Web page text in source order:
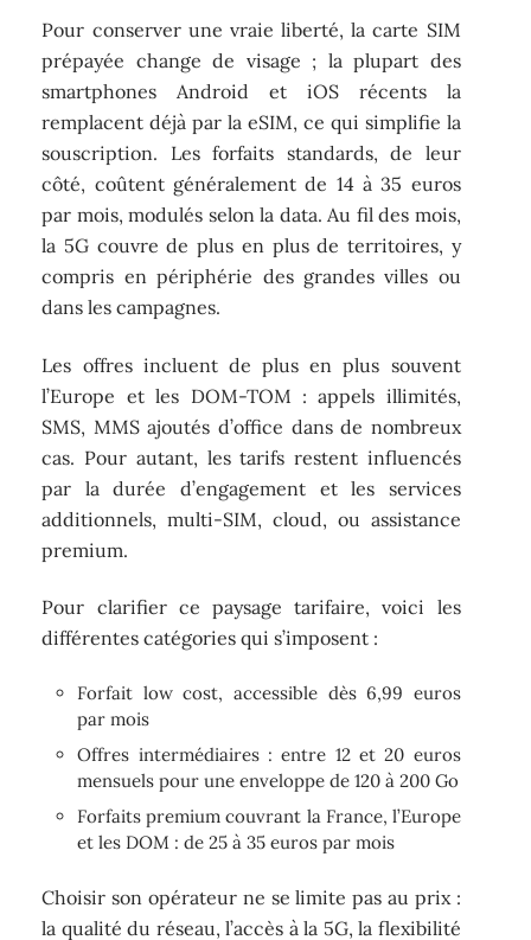
Pour conserver une vraie liberté, la carte SIM
prépayée change de visage ; la plupart des
smartphones Android et iOS récents la
remplacent déjà par la eSIM, ce qui simplifie la
souscription. Les forfaits standards, de leur
côté, coûtent généralement de 14 à 35 euros
par mois, modulés selon la data. Au fil des mois,
la 5G couvre de plus en plus de territoires, y
compris en périphérie des grandes villes ou
dans les campagnes.
Les offres incluent de plus en plus souvent
l’Europe et les DOM-TOM : appels illimités,
SMS, MMS ajoutés d’office dans de nombreux
cas. Pour autant, les tarifs restent influencés
par la durée d’engagement et les services
additionnels, multi-SIM, cloud, ou assistance
premium.
Pour clarifier ce paysage tarifaire, voici les
différentes catégories qui s’imposent :
Forfait low cost, accessible dès 6,99 euros
par mois
Offres intermédiaires : entre 12 et 20 euros
mensuels pour une enveloppe de 120 à 200 Go
Forfaits premium couvrant la France, l’Europe
et les DOM : de 25 à 35 euros par mois
Choisir son opérateur ne se limite pas au prix :
la qualité du réseau, l’accès à la 5G, la flexibilité